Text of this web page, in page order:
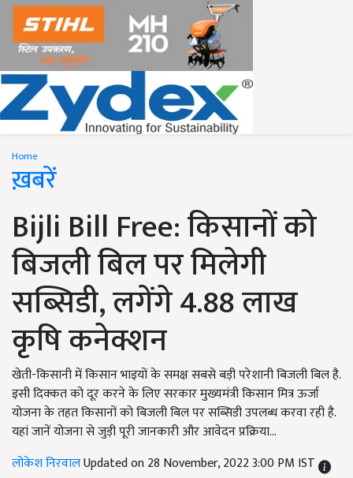
Home
ख़बरें
Bijli Bill Free: किसानों को
बिजली बिल पर मिलेगी
सब्सिडी, लगेंगे 4.88 लाख
कृषि कनेक्शन
खेती-किसानी में किसान भाइयों के समक्ष सबसे बड़ी परेशानी बिजली बिल है.
इसी दिक्कत को दूर करने के लिए सरकार मुख्यमंत्री किसान मित्र ऊर्जा
योजना के तहत किसानों को बिजली बिल पर सब्सिडी उपलब्ध करवा रही है.
यहां जानें योजना से जुड़ी पूरी जानकारी और आवेदन प्रक्रिया...
लोकेश निरवालUpdated on 28 November, 2022 3:00 PM IST